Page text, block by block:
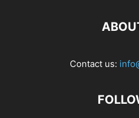
Contact us: